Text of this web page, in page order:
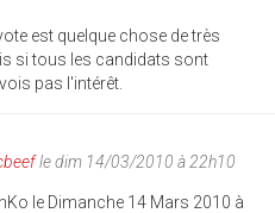
est quelque chose de très
si tous les candidats sont
pas l'intérêt.
le dim 14/03/2010 à 22h10
le Dimanche 14 Mars 2010 à